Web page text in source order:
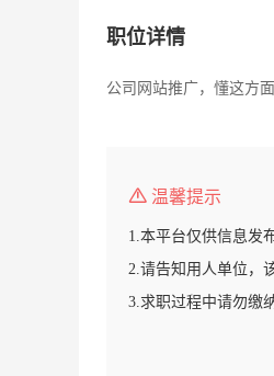
职位详情
公司网站推广，懂这方
温馨提示
1.本平台仅供信息发布
2.请告知用人单位，
3.求职过程中请勿缴